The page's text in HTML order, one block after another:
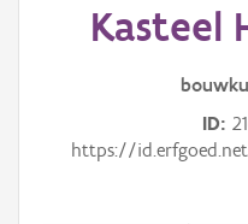
ErfgoedobjectKasteel
ID
https://